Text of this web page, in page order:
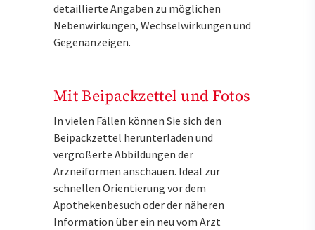
detaillierte Angaben zu möglichen
Nebenwirkungen, Wechselwirkungen und
Gegenanzeigen.
Mit Beipackzettel und Fotos
In vielen Fällen können Sie sich den
Beipackzettel herunterladen und
vergrößerte Abbildungen der
Arzneiformen anschauen. Ideal zur
schnellen Orientierung vor dem
Apothekenbesuch oder der näheren
Information über ein neu vom Arzt